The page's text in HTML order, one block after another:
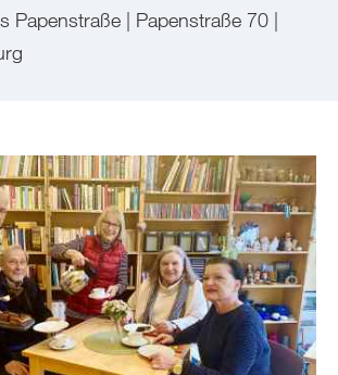
Papenstraße | Papenstraße 70 |